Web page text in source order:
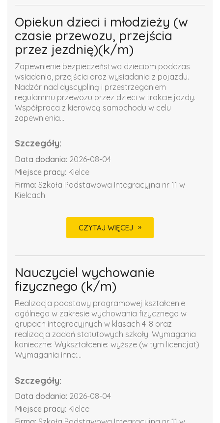
Opiekun dzieci i młodzieży (w
czasie przewozu, przejścia
przez jezdnię)(k/m)
Zapewnienie bezpieczeństwa dzieciom podczas
wsiadania, przejścia oraz wysiadania z pojazdu.
Nadzór nad dyscypliną i przestrzeganiem
regulaminu przewozu przez dzieci w trakcie jazdy.
Współpraca z kierowcą samochodu w celu
zapewnienia...
Szczegóły:
Data dodania: 2026-08-04
Miejsce pracy: Kielce
Firma: Szkoła Podstawowa Integracyjna nr 11 w
Kielcach
CZYTAJ WIĘCEJ
Nauczyciel wychowanie
fizycznego (k/m)
Realizacja podstawy programowej kształcenie
ogólnego w zakresie wychowania fizycznego w
grupach integracyjnych w klasach 4-8 oraz
realizacja zadań statutowych szkoły. Wymagania
konieczne: Wykształcenie: wyższe (w tym licencjat)
Wymagania inne:...
Szczegóły:
Data dodania: 2026-08-04
Miejsce pracy: Kielce